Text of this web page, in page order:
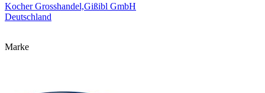
Kocher Grosshandel,Gißibl GmbH
Deutschland
Marke